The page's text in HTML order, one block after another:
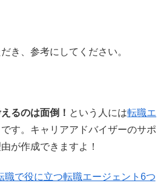
き、参考にしてください。
るのは面倒！ という人には転職エ
す。キャリアアドバイザーのサポ
が作成できますよ！
職で役に立つ転職エージェント6つ